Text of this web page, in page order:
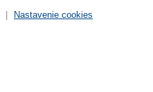
| Nastavenie cookies